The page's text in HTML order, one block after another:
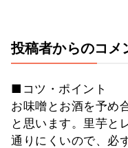
投稿者からのコメ
■コツ・ポイント
お味噌とお酒を予め
と思います。里芋と
通りにくいので、必